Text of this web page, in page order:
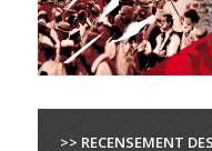
>> RECENSEMENT